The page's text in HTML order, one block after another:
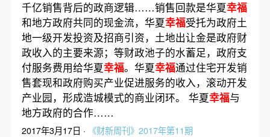
千亿销售背后的政商逻辑……销售回款是华夏幸福
和地方政府共同的现金流，华夏幸福受托为政府土
地一级开发投资及招商引资，土地出让金是政府财
政收入的主要来源；等财政池子的水蓄足，政府支
付服务费用给华夏幸福。华夏幸福通过住宅开发销
售套现和政府购买产业促进服务的收入，滚动开发
产业园，形成造城模式的商业闭环。 华夏幸福与
地方政府的合作……
2017年3月17日 · 《财新周刊》2017年第11期